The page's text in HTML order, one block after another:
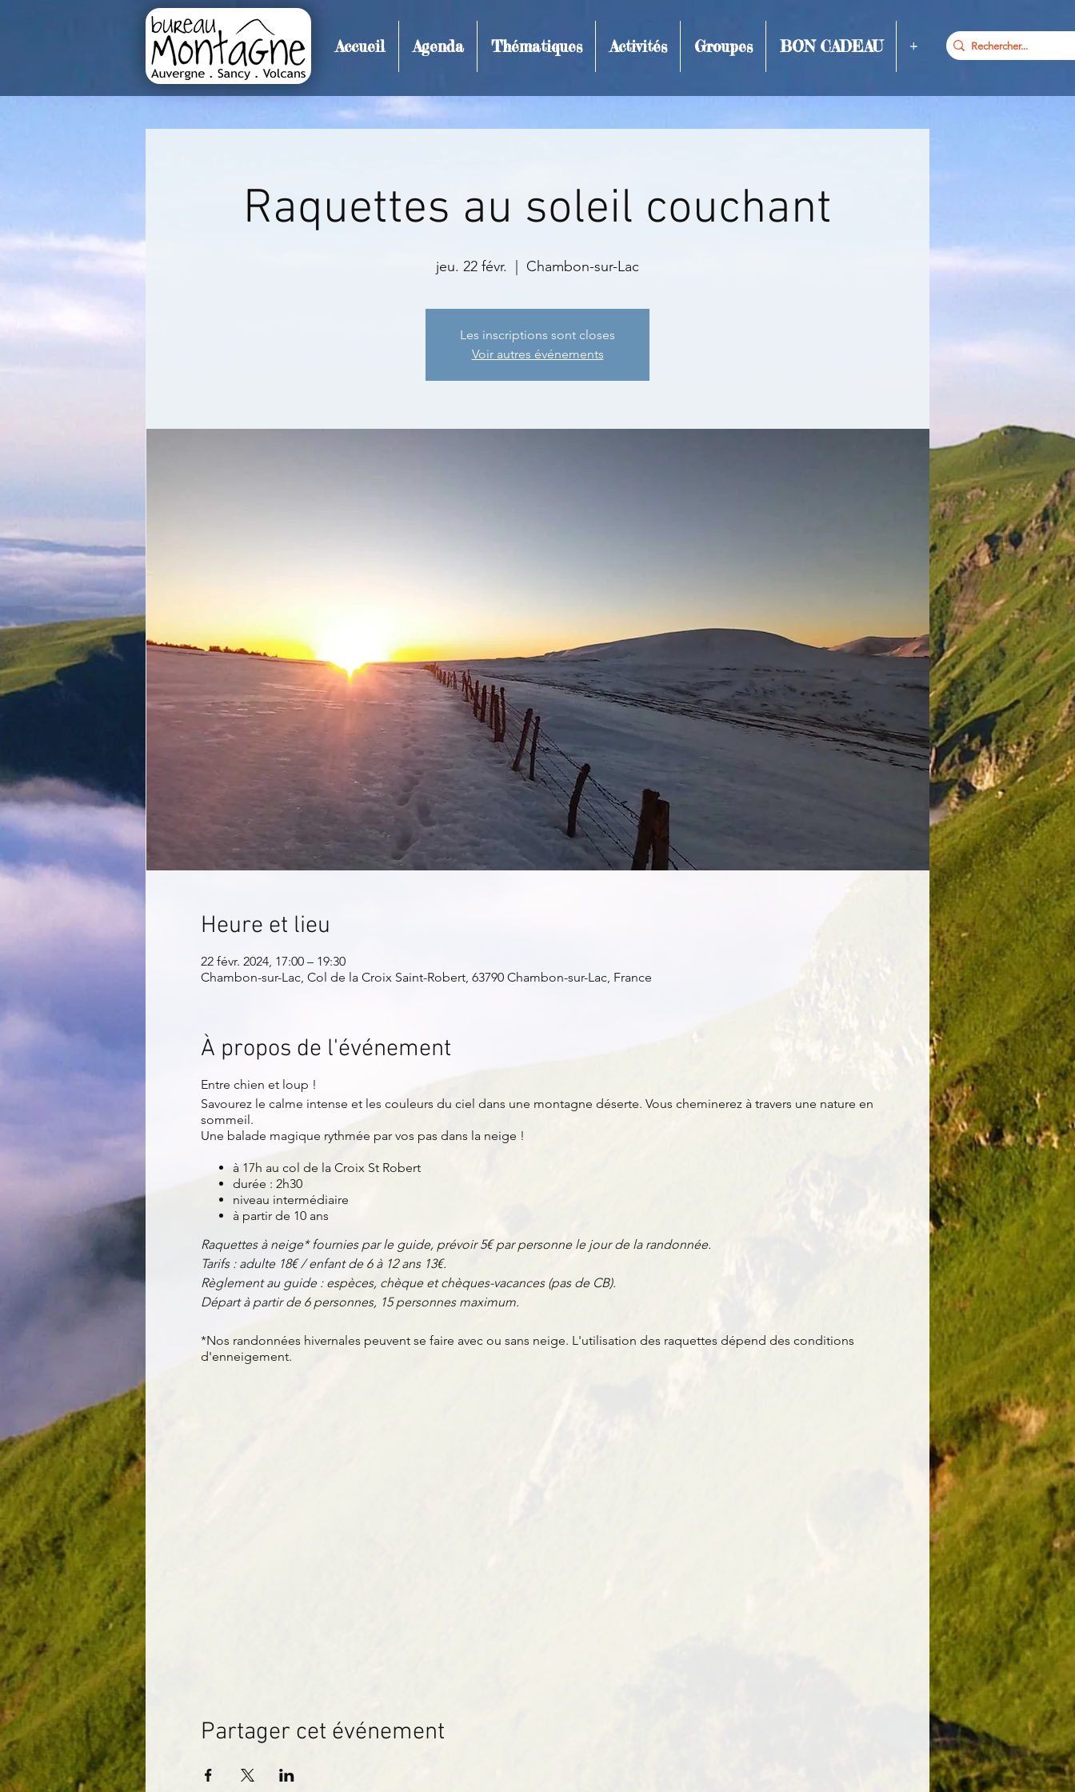
Accueil Agenda Thématiques Activités Groupes BON CADEAU +
Détails de l'événement et inscription
Raquettes au soleil couchant
jeu. 22 févr. Chambon-sur-Lac
Les inscriptions sont closes
Voir autres événements
Heure et lieu
22 févr. 2024, 17:00 – 19:30
Chambon-sur-Lac, Col de la Croix Saint-Robert, 63790 Chambon-sur-Lac, France
À propos de l'événement
Entre chien et loup !
Savourez le calme intense et les couleurs du ciel dans une montagne déserte. Vous cheminerez à travers une nature en
sommeil.
Une balade magique rythmée par vos pas dans la neige !
à 17h au col de la Croix St Robert
durée : 2h30
niveau intermédiaire
à partir de 10 ans
Raquettes à neige* fournies par le guide, prévoir 5€ par personne le jour de la randonnée.
Tarifs : adulte 18€ / enfant de 6 à 12 ans 13€.
Règlement au guide : espèces, chèque et chèques-vacances (pas de CB).
Départ à partir de 6 personnes, 15 personnes maximum.
*Nos randonnées hivernales peuvent se faire avec ou sans neige. L'utilisation des raquettes dépend des conditions
d'enneigement.
Partager cet événement